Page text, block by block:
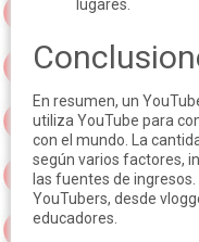
lugares.
En resumen, un
utiliza YouTube para
con el mundo. La
según varios factores,
las fuentes de
YouTubers, desde
educadores.